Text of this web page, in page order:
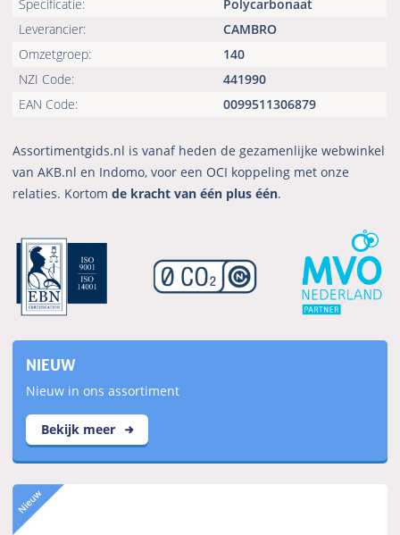
Specificatie:
Polycarbonaat
Leverancier:
CAMBRO
Omzetgroep:
140
NZI Code:
441990
EAN Code:
0099511306879
Assortimentgids.nl is vanaf heden de gezamenlijke webwinkel
van AKB.nl en Indomo, voor een OCI koppeling met onze
relaties. Kortomde kracht van één plus één.
NIEUW
Nieuw in ons assortiment
Bekijk meer